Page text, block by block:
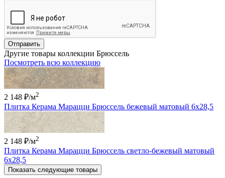
Отправить
Другие товары коллекции Брюссель
Посмотреть всю коллекцию
2 148 ₽/м2
Плитка Керама Марацци Брюссель бежевый матовый 6x28,5
2 148 ₽/м2
Плитка Керама Марацци Брюссель светло-бежевый матовый
6x28,5
Показать следующие товары